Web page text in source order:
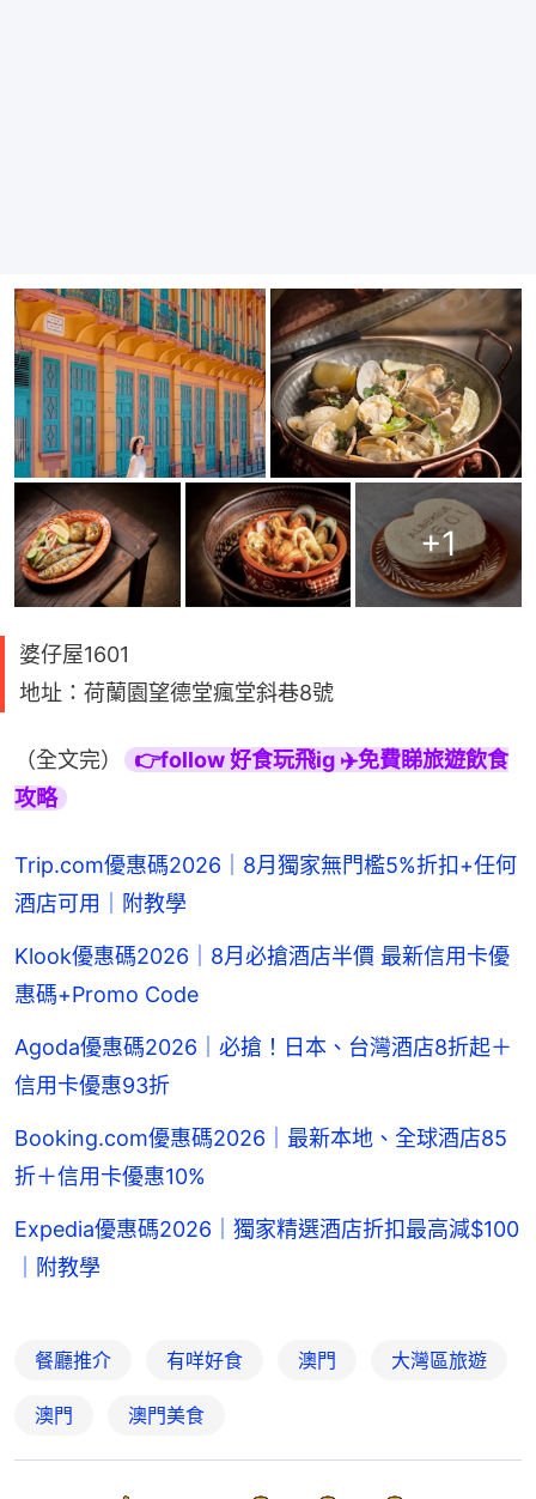
+1
婆仔屋1601
地址：荷蘭園望德堂瘋堂斜巷8號
（全文完）
👉follow 好食玩飛ig ✈️免費睇旅遊飲食
攻略
Trip.com優惠碼2026｜8月獨家無門檻5%折扣+任何
酒店可用｜附教學
Klook優惠碼2026｜8月必搶酒店半價 最新信用卡優
惠碼+Promo Code
Agoda優惠碼2026｜必搶！日本、台灣酒店8折起＋
信用卡優惠93折
Booking.com優惠碼2026｜最新本地、全球酒店85
折＋信用卡優惠10%
Expedia優惠碼2026｜獨家精選酒店折扣最高減$100
｜附教學
餐廳推介 有咩好食 澳門 大灣區旅遊
澳門 澳門美食